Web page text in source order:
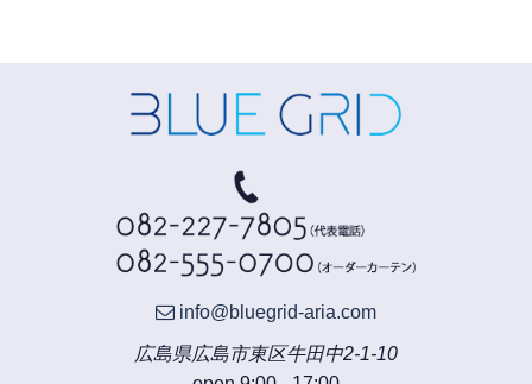
info@bluegrid-aria.com
広島県広島市東区牛田中2-1-10